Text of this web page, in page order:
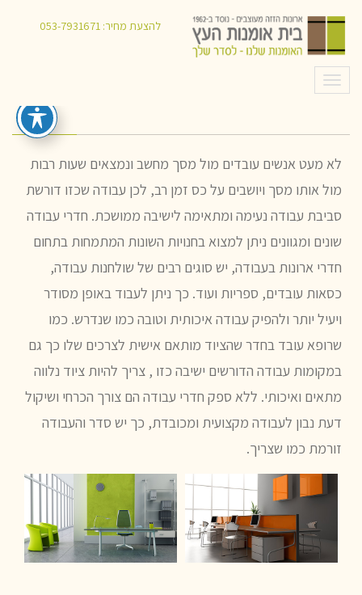
להצעת מחיר:053-7931671
תפריט
חדרי עבודה
לא מעט אנשים עובדים מול מסך מחשב ונמצאים שעות רבות
מול אותו מסך ויושבים על כס זמן רב, לכן עבודה שכזו דורשת
סביבת עבודה נעימה ומתאימה לישיבה ממושכת. חדרי עבודה
שונים ומגוונים ניתן למצוא בחנויות השונות המתמחות בתחום
חדרי ארונות בעבודה, יש סוגים רבים של שולחנות עבודה,
כסאות עובדים, ספריות ועוד. כך ניתן לעבוד באופן מסודר
ויעיל יותר ולהפיק עבודה איכותית וטובה כמו שנדרש. כמו
שרופא עובד בחדר שהציוד מותאם אישית לצרכים שלו כך גם
במקומות עבודה הדורשים ישיבה כזו , צריך להיות ציוד נלווה
מתאים ואיכותי. ללא ספק חדרי עבודה הם צורך הכרחי ושיקול
דעת נבון לעבודה מקצועית ומכובדת, כך יש סדר והעבודה
זורמת כמו שצריך.